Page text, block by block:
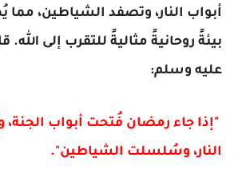
أبواب النار، وتصفد الشياطين،
بيئةً روحانيةً مثاليةً للتقرب إلى الله.
عليه وسلم:
"إذا جاء رمضان فُتحت أبواب الجنة،
النار، وسُلسلت الشياطين".